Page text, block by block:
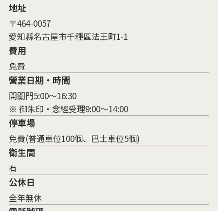
地址
〒464-0057
愛知縣名古屋市千種區法王町1-1
費用
免費
營業日期・時間
開關門5:00～16:30
※ 御朱印・念經受理9:00～14:00
停車場
免費(普通車位100個、巴士車位5個)
衛生間
有
公休日
全年無休